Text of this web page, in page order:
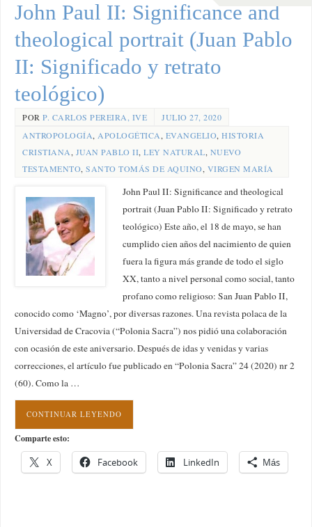
John Paul II: Significance and
theological portrait (Juan Pablo
II: Significado y retrato
teológico)
PORP. CARLOS PEREIRA, IVE
JULIO 27, 2020
ANTROPOLOGÍA, APOLOGÉTICA, EVANGELIO,HISTORIA
CRISTIANA, JUAN PABLO II,LEY NATURAL, NUEVO
TESTAMENTO,SANTO TOMÁS DE AQUINO, VIRGEN MARÍA
John Paul II: Significance and theological
portrait (Juan Pablo II: Significado y retrato
teológico) Este año, el 18 de mayo, se han
cumplido cien años del nacimiento de quien
fuera la figura más grande de todo el siglo
XX, tanto a nivel personal como social, tanto
profano como religioso: San Juan Pablo II,
conocido como ‘Magno’, por diversas razones. Una revista polaca de la
Universidad de Cracovia (“Polonia Sacra”) nos pidió una colaboración
con ocasión de este aniversario. Después de idas y venidas y varias
correcciones, el artículo fue publicado en “Polonia Sacra” 24 (2020) nr 2
(60). Como la …
CONTINUAR LEYENDO
Comparte esto:
X Facebook LinkedIn Más